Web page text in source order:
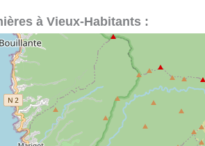
à Vieux-Habitants :